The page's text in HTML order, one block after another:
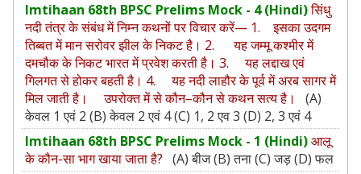
Imtihaan 68th BPSC Prelims Mock - 4 (Hindi)सिंधु
नदी तंत्र के संबंध में निम्न कथनों पर विचार करें— 1. इसका उदगम
तिब्बत में मान सरोवर झील के निकट है। 2. यह जम्मू कश्मीर में
दमचौक के निकट भारत में प्रवेश करती है। 3. यह लद्दाख एवं
गिलगत से होकर बहती है। 4. यह नदी लाहौर के पूर्व में अरब सागर में
मिल जाती है। उपरोक्त में से कौन–कौन से कथन सत्य है। (A)
केवल 1 एवं 2 (B) केवल 2 एवं 4 (C) 1, 2 एव 3 (D) 2, 3 एवं 4
Imtihaan 68th BPSC Prelims Mock - 1 (Hindi)आलू
के कौन-सा भाग खाया जाता है? (A) बीज (B) तना (C) जड़ (D) फल